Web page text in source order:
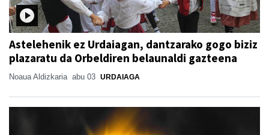
Astelehenik ez Urdaiagan, dantzarako gogo biziz
plazaratu da Orbeldiren belaunaldi gazteena
Noaua Aldizkaria abu 03 URDAIAGA